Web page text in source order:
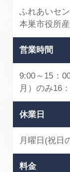
ふれあいセ
本巣市役所
営業時間
9:00～15：
月）のみ16
休業日
月曜日(祝日
料金